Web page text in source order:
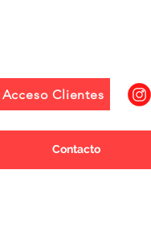
Acceso Clientes
Contacto